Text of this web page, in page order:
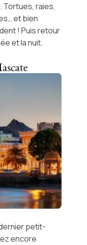
Tortues, raies,
et bien
! Puis retour
et la nuit.
petit-
encore